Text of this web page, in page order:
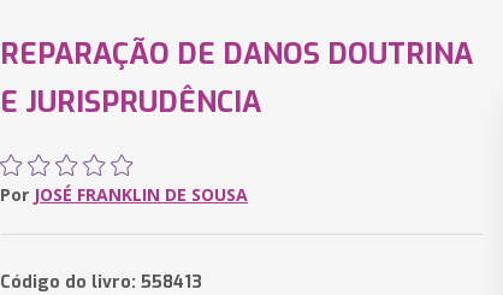
REPARAÇÃO DE DANOS DOUTRINA
E JURISPRUDÊNCIA
Por JOSÉ FRANKLIN DE SOUSA
Código do livro: 558413